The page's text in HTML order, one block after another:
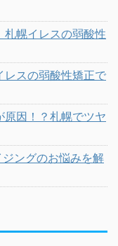
札幌イレスの弱酸性
レスの弱酸性矯正で
因！？札幌でツヤ
ングのお悩みを解